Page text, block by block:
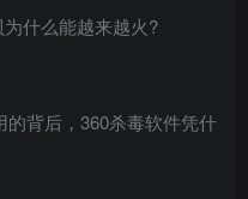
什么能越来越火?
背后，360杀毒软件凭什